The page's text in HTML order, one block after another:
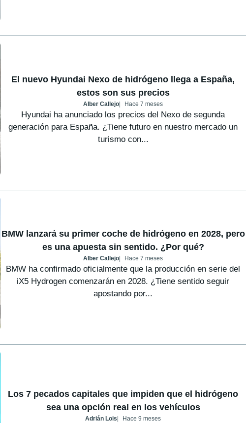
El nuevo Hyundai Nexo de hidrógeno llega a España,
estos son sus precios
Alber Callejo Hace 7 meses
Hyundai ha anunciado los precios del Nexo de segunda
generación para España. ¿Tiene futuro en nuestro mercado un
turismo con...
BMW lanzará su primer coche de hidrógeno en 2028, pero
es una apuesta sin sentido. ¿Por qué?
Alber Callejo Hace 7 meses
BMW ha confirmado oficialmente que la producción en serie del
iX5 Hydrogen comenzarán en 2028. ¿Tiene sentido seguir
apostando por...
Los 7 pecados capitales que impiden que el hidrógeno
sea una opción real en los vehículos
Adrián Lois Hace 9 meses